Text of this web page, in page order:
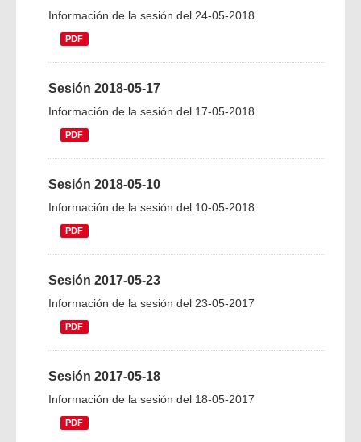
Información de la sesión del 24-05-2018
PDF
Sesión 2018-05-17
Información de la sesión del 17-05-2018
PDF
Sesión 2018-05-10
Información de la sesión del 10-05-2018
PDF
Sesión 2017-05-23
Información de la sesión del 23-05-2017
PDF
Sesión 2017-05-18
Información de la sesión del 18-05-2017
PDF